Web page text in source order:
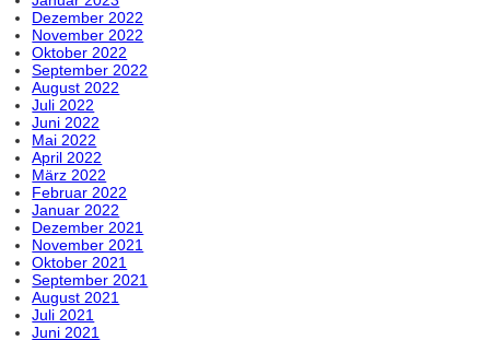
Dezember 2022
November 2022
Oktober 2022
September 2022
August 2022
Juli 2022
Juni 2022
Mai 2022
April 2022
März 2022
Februar 2022
Januar 2022
Dezember 2021
November 2021
Oktober 2021
September 2021
August 2021
Juli 2021
Juni 2021